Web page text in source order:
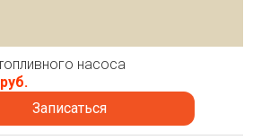
насоса
Записаться